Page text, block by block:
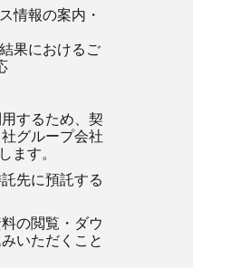
情報の案内・
果におけるご
するため、契
グループ会社
ます。
先に預託する
の閲覧・ダウ
いただくこと